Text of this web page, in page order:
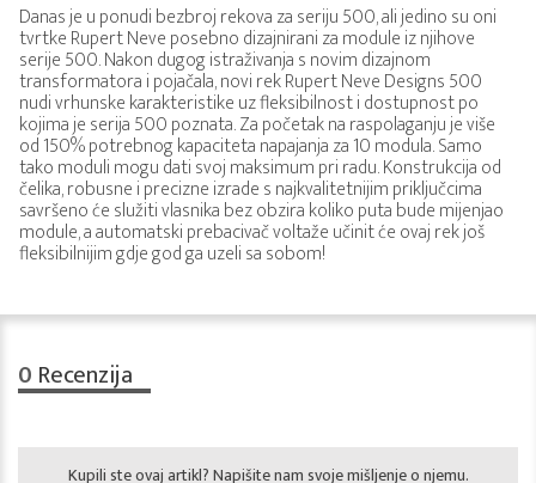
Danas je u ponudi bezbroj rekova za seriju 500, ali jedino su oni
tvrtke Rupert Neve posebno dizajnirani za module iz njihove
serije 500. Nakon dugog istraživanja s novim dizajnom
transformatora i pojačala, novi rek Rupert Neve Designs 500
nudi vrhunske karakteristike uz fleksibilnost i dostupnost po
kojima je serija 500 poznata. Za početak na raspolaganju je više
od 150% potrebnog kapaciteta napajanja za 10 modula. Samo
tako moduli mogu dati svoj maksimum pri radu. Konstrukcija od
čelika, robusne i precizne izrade s najkvalitetnijim priključcima
savršeno će služiti vlasnika bez obzira koliko puta bude mijenjao
module, a automatski prebacivač voltaže učinit će ovaj rek još
fleksibilnijim gdje god ga uzeli sa sobom!
0 Recenzija
Kupili ste ovaj artikl? Napišite nam svoje mišljenje o njemu.